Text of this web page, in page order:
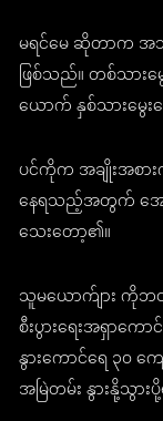
မရင်မေ ဆိုတာက အ
ဖြစ်သည်။ တစ်သာ
ယောက် နှစ်သားမွေ
ပင်ကိုက အချိုးအစား
နေရသည့်အတွက် အေ
သေးတော့၏။
သူမယောက်ျား ကို
စီးပွားရေးအရှာက
နွားကောင်ရေ ၃
အမြဲတမ်း နွားနို့သွာ